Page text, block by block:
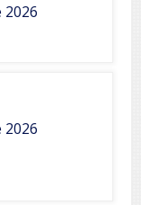
2026
2026